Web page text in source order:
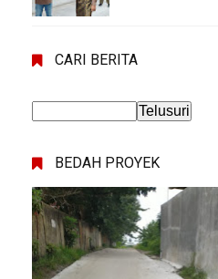
CARI BERITA
BEDAH PROYEK